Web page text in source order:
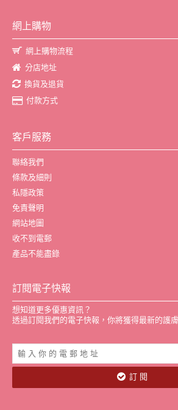
網上購物
網上購物流程
分店地址
換貨及退貨
付款方式
客戶服務
聯絡我們
條款及細則
私隱政策
免責聲明
網站地圖
收不到電郵
產品不能盡錄
訂閱電子快報
想知道更多優惠資訊？
透過訂閱我們的電子快報，你將獲得最新的護
訂 閱